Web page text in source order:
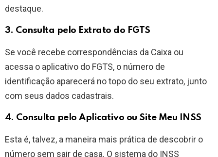
destaque.
3. Consulta pelo Extrato do FGTS
Se você recebe correspondências da Caixa ou
acessa o aplicativo do FGTS, o número de
identificação aparecerá no topo do seu extrato, junto
com seus dados cadastrais.
4. Consulta pelo Aplicativo ou Site Meu INSS
Esta é, talvez, a maneira mais prática de descobrir o
número sem sair de casa. O sistema do INSS